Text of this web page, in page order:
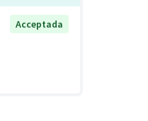
Acceptada